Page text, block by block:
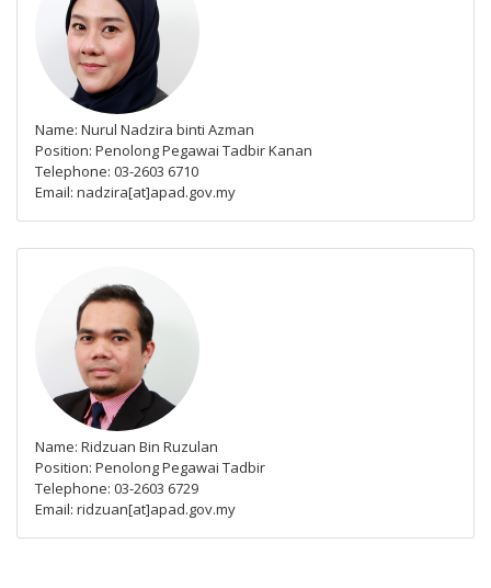
Name: Nurul Nadzira binti Azman
Position: Penolong Pegawai Tadbir Kanan
Telephone: 03-2603 6710
Email: nadzira[at]apad.gov.my
Name: Ridzuan Bin Ruzulan
Position: Penolong Pegawai Tadbir
Telephone: 03-2603 6729
Email: ridzuan[at]apad.gov.my